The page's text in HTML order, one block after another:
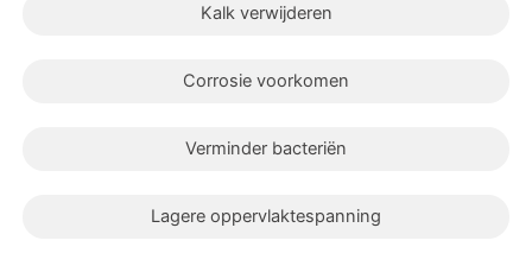
Kalk verwijderen
Corrosie voorkomen
Verminder bacteriën
Lagere oppervlaktespanning